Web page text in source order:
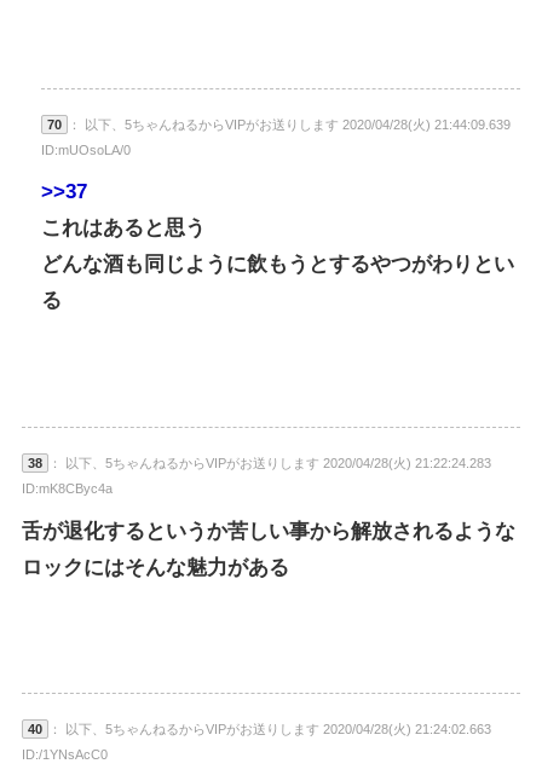
70
： 以下、5ちゃんねるからVIPがお送りします 2020/04/28(火) 21:44:09.639
ID:mUOsoLA/0
>>37
これはあると思う
どんな酒も同じように飲もうとするやつがわりとい
る
38
： 以下、5ちゃんねるからVIPがお送りします 2020/04/28(火) 21:22:24.283
ID:mK8CByc4a
舌が退化するというか苦しい事から解放されるような
ロックにはそんな魅力がある
40
： 以下、5ちゃんねるからVIPがお送りします 2020/04/28(火) 21:24:02.663
ID:/1YNsAcC0